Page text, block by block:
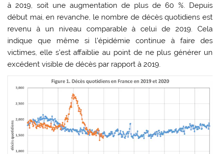
à 2019, soit une augmentation de plus de 60 %. Depuis
début mai, en revanche, le nombre de décès quotidiens est
revenu à un niveau comparable à celui de 2019. Cela
indique que même si l’épidémie continue à faire des
victimes, elle s’est affaiblie au point de ne plus générer un
excédent visible de décès par rapport à 2019.